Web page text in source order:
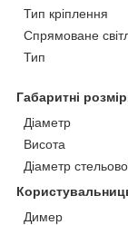
Тип кріплення
Спрямоване
Тип
Габаритні
Діаметр
Висота
Діаметр
Димер